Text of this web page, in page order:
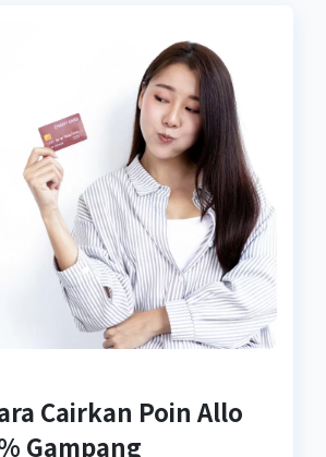
Cairkan Poin Allo
Gampang